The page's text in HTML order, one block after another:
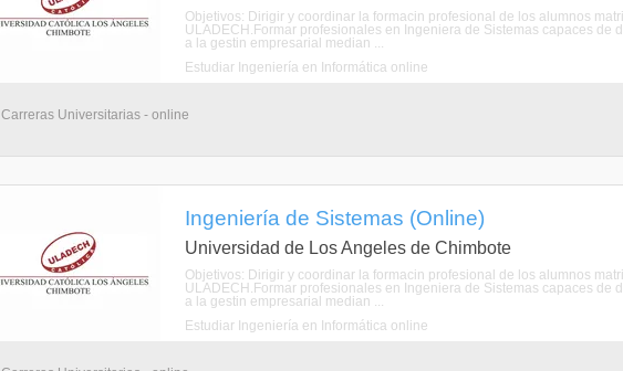
Objetivos: Dirigir y coordinar la formacin profesional de los alumnos
ULADECH.Formar profesionales en Ingeniera de Sistemas capaces
a la gestin empresarial median ...
Estudiar Ingeniería en Informática online
Carreras Universitarias - online
Ingeniería de Sistemas (Online)
Universidad de Los Angeles de Chimbote
Objetivos: Dirigir y coordinar la formacin profesional de los alumnos
ULADECH.Formar profesionales en Ingeniera de Sistemas capaces
a la gestin empresarial median ...
Estudiar Ingeniería en Informática online